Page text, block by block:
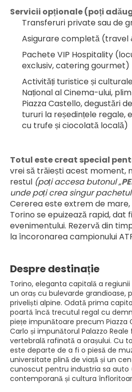
Servicii opționale (poți
Transferuri private sau de
Asigurare completă (travel
Pachete VIP Hospitality
exclusiv, catering gourmet)
Activități turistice și
Național al Cinema-ului,
Piazza Castello, degustări
tururi la reședințele regale,
cu trufe și ciocolată locală)
Totul este creat special
vrei să trăiești acest moment,
restul (poți accesa butonul „
unde poți crea singur
Cererea este extrem de
Torino se epuizează rapid, dat
evenimentului. Rezervă din
la încoronarea campionului
Despre destinație
Torino, eleganta capitală a
un oraș cu bulevarde grandioase,
priveliști alpine. Odată prima
poartă încă trecutul regal cu
piețe impunătoare precum Piazza
Carlo și impunătorul Palazzo
vertebrală rafinată a orașului. Cu
este departe de a fi o piesă de
universitate plină de viață și un
cunoscut pentru industria sa auto
contemporană și cultura